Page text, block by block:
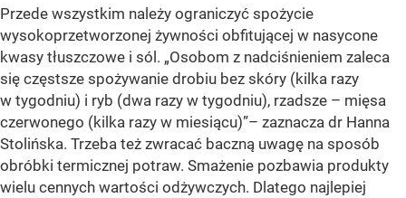
Przede wszystkim należy ograniczyć spożycie
wysokoprzetworzonej żywności obfitującej w nasycone
kwasy tłuszczowe i sól. „Osobom z nadciśnieniem zaleca
się częstsze spożywanie drobiu bez skóry (kilka razy
w tygodniu) i ryb (dwa razy w tygodniu), rzadsze – mięsa
czerwonego (kilka razy w miesiącu)”– zaznacza dr Hanna
Stolińska. Trzeba też zwracać baczną uwagę na sposób
obróbki termicznej potraw. Smażenie pozbawia produkty
wielu cennych wartości odżywczych. Dlatego najlepiej